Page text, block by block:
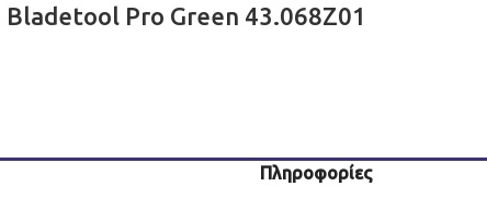
Pro Green 43.068Z01
Πληροφορίες